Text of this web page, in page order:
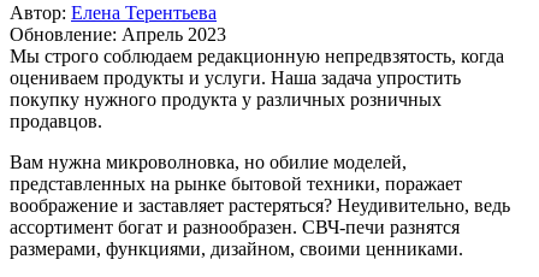
Автор: Елена Терентьева
Обновление: Апрель 2023
Мы строго соблюдаем редакционную непредвзятость, когда
оцениваем продукты и услуги. Наша задача упростить
покупку нужного продукта у различных розничных
продавцов.
Вам нужна микроволновка, но обилие моделей,
представленных на рынке бытовой техники, поражает
воображение и заставляет растеряться? Неудивительно, ведь
ассортимент богат и разнообразен. СВЧ-печи разнятся
размерами, функциями, дизайном, своими ценниками.